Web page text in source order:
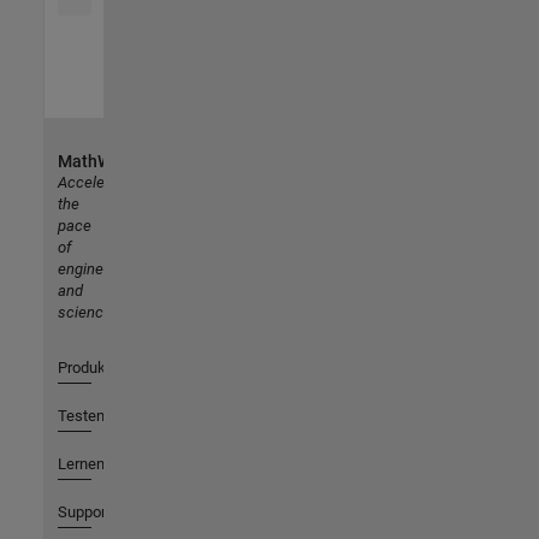
MathWorks
Accelerating
the
pace
of
engineering
and
science
Produkte
Testen oder Kaufen
Lernen
Support